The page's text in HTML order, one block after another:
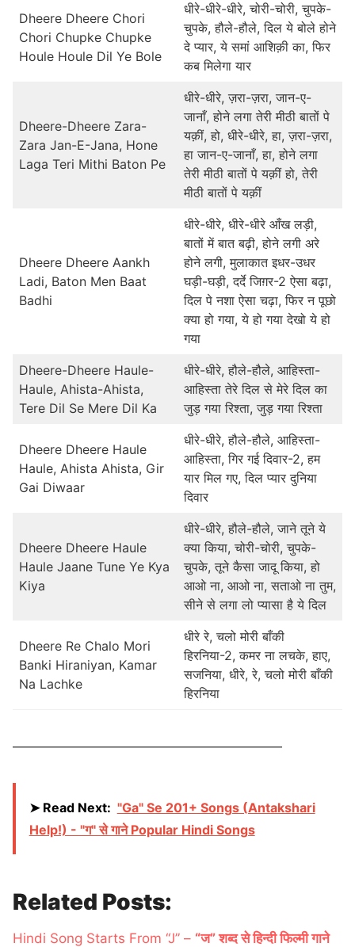
Dheere Dheere Chori
Chori Chupke Chupke
Houle Houle Dil Ye Bole
धीरे-धीरे-धीरे, चोरी-चोरी, चुपके-
चुपके, हौले-हौले, दिल ये बोले होने
दे प्यार, ये समां आशिक़ी का, फिर
कब मिलेगा यार
Dheere-Dheere Zara-
Zara Jan-E-Jana, Hone
Laga Teri Mithi Baton Pe
धीरे-धीरे, ज़रा-ज़रा, जान-ए-
जानाँ, होने लगा तेरी मीठी बातों पे
यक़ीं, हो, धीरे-धीरे, हा, ज़रा-ज़रा,
हा जान-ए-जानाँ, हा, होने लगा
तेरी मीठी बातों पे यक़ीं हो, तेरी
मीठी बातों पे यक़ीं
Dheere Dheere Aankh
Ladi, Baton Men Baat
Badhi
धीरे-धीरे, धीरे-धीरे आँख लड़ी,
बातों में बात बढ़ी, होने लगी अरे
होने लगी, मुलाकात इधर-उधर
घड़ी-घड़ी, दर्दे जिग़र-2 ऐसा बढ़ा,
दिल पे नशा ऐसा चढ़ा, फिर न पूछो
क्या हो गया, ये हो गया देखो ये हो
गया
Dheere-Dheere Haule-
Haule, Ahista-Ahista,
Tere Dil Se Mere Dil Ka
धीरे-धीरे, हौले-हौले, आहिस्ता-
आहिस्ता तेरे दिल से मेरे दिल का
जुड़ गया रिश्ता, जुड़ गया रिश्ता
Dheere Dheere Haule
Haule, Ahista Ahista, Gir
Gai Diwaar
धीरे-धीरे, हौले-हौले, आहिस्ता-
आहिस्ता, गिर गई दिवार-2, हम
यार मिल गए, दिल प्यार दुनिया
दिवार
Dheere Dheere Haule
Haule Jaane Tune Ye Kya
Kiya
धीरे-धीरे, हौले-हौले, जाने तूने ये
क्या किया, चोरी-चोरी, चुपके-
चुपके, तूने कैसा जादू किया, हो
आओ ना, आओ ना, सताओ ना तुम,
सीने से लगा लो प्यासा है ये दिल
Dheere Re Chalo Mori
Banki Hiraniyan, Kamar
Na Lachke
धीरे रे, चलो मोरी बाँकी
हिरनिया-2, कमर ना लचके, हाए,
सजनिया, धीरे, रे, चलो मोरी बाँकी
हिरनिया
————————————————————
➤ Read Next: "Ga" Se 201+ Songs (Antakshari
Help!) - "ग" से गाने Popular Hindi Songs
Related Posts:
Hindi Song Starts From “J” – “ज” शब्द से हिन्दी फिल्मी गाने